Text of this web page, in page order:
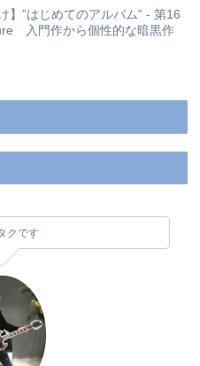
】”はじめてのアルバム” - 第16
入門作から個性的な暗黒作
クです